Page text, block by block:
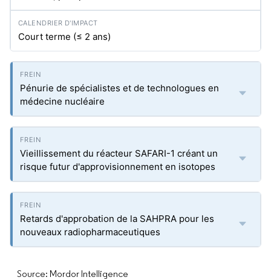
Court terme (≤ 2 ans)
Pénurie de spécialistes et de technologues en
médecine nucléaire
Vieillissement du réacteur SAFARI-1 créant un
risque futur d'approvisionnement en isotopes
Retards d'approbation de la SAHPRA pour les
nouveaux radiopharmaceutiques
Source: Mordor Intelligence